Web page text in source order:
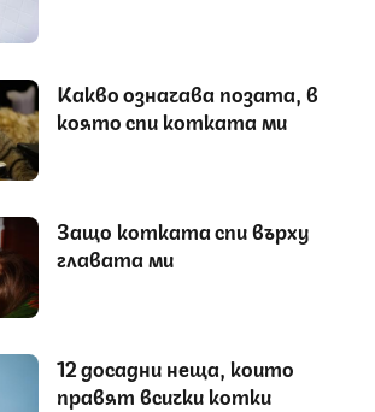
Какво означава позата, в
която спи котката ми
Защо котката спи върху
главата ми
12 досадни неща, които
правят всички котки